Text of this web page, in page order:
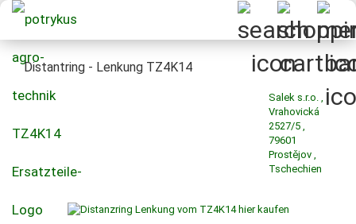
Distantring - Lenkung TZ4K14
Salek s.r.o. ,
Vrahovická
2527/5 ,
79601
Prostějov ,
Tschechien